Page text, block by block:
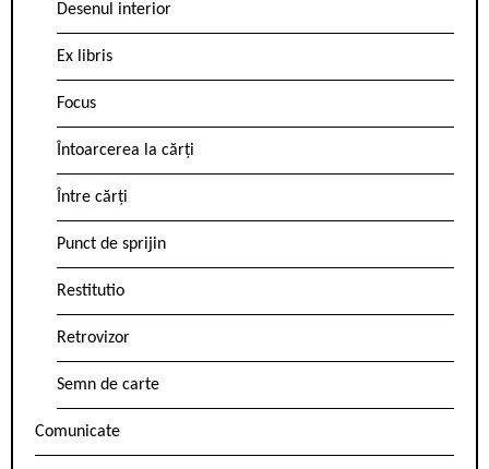
Desenul interior
Ex libris
Focus
Întoarcerea la cărți
Între cărți
Punct de sprijin
Restitutio
Retrovizor
Semn de carte
Comunicate